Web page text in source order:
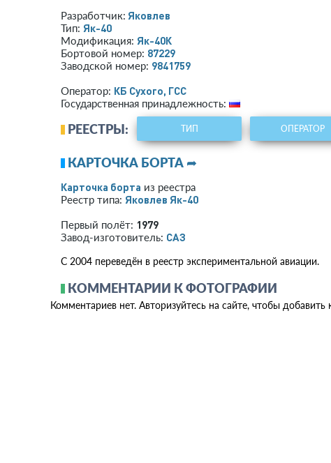
Разработчик: Яковлев
Тип: Як-40
Модификация: Як-40К
Бортовой номер: 87229
Заводской номер: 9841759
Оператор: КБ Сухого, ГСС
Государственная принадлежность:
РЕЕСТРЫ: ТИП ОПЕРАТОР
КАРТОЧКА БОРТА ➦
Карточка борта из реестра
Реестр типа: Яковлев Як-40
Первый полёт: 1979
Завод-изготовитель: САЗ
С 2004 переведён в реестр экспериментальной авиации.
КОММЕНТАРИИ К ФОТОГРАФИИ
Комментариев нет. Авторизуйтесь на сайте, чтобы